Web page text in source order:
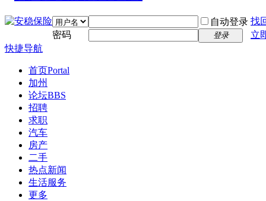
自动登录 找
密码
登录
立
快捷导航
首页Portal
加州
论坛BBS
招聘
求职
汽车
房产
二手
热点新闻
生活服务
更多